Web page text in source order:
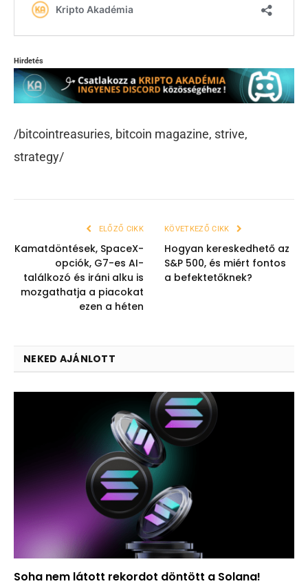
Hirdetés
/bitcointreasuries, bitcoin magazine, strive,
strategy/
ELŐZŐ CIKK
Kamatdöntések, SpaceX-
opciók, G7-es AI-
találkozó és iráni alku is
mozgathatja a piacokat
ezen a héten
KÖVETKEZŐ CIKK
Hogyan kereskedhető az
S&P 500, és miért fontos
a befektetőknek?
NEKED AJÁNLOTT
Soha nem látott rekordot döntött a Solana!